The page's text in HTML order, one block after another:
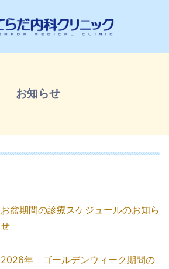
お知らせ
お盆期間の診療スケジュールのお知ら
せ
2026年 ゴールデンウィーク期間の